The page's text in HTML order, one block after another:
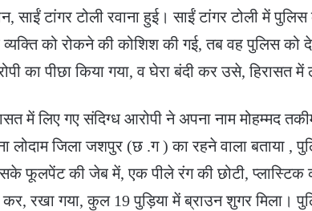
साईं टांगर टोली रवाना हुई। साईं टांगर टोली में
को रोकने की कोशिश की गई, तब वह पुलिस
का पीछा किया गया, व घेरा बंदी कर उसे, हिरासत में
में लिए गए संदिग्ध आरोपी ने अपना नाम मोहम्मद
लोदाम जिला जशपुर (छ .ग ) का रहने वाला बताया
फूलपेंट की जेब में, एक पीले रंग की छोटी, प्लास्टिक
रखा गया, कुल 19 पुड़िया में ब्राउन शुगर मिला।